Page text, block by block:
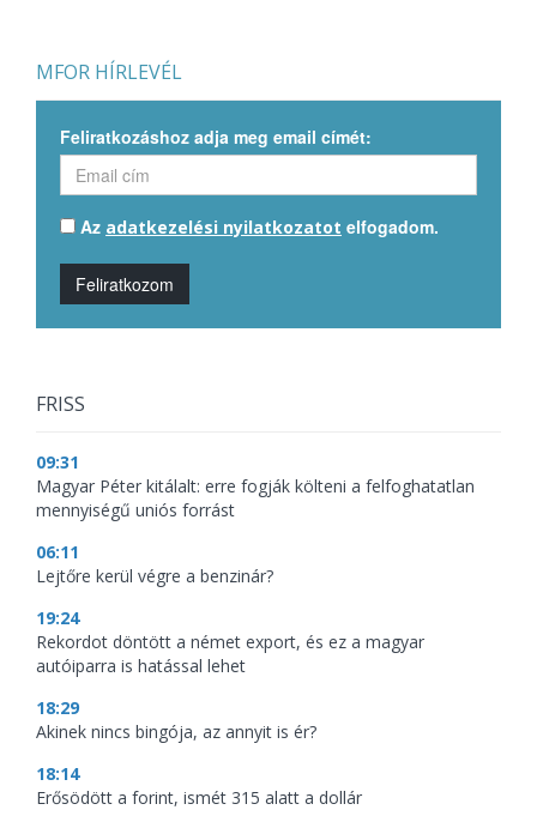
MFOR HÍRLEVÉL
Feliratkozáshoz adja meg email címét:
Az adatkezelési nyilatkozatot elfogadom.
Feliratkozom
FRISS
09:31
Magyar Péter kitálalt: erre fogják költeni a felfoghatatlan
mennyiségű uniós forrást
06:11
Lejtőre kerül végre a benzinár?
19:24
Rekordot döntött a német export, és ez a magyar
autóiparra is hatással lehet
18:29
Akinek nincs bingója, az annyit is ér?
18:14
Erősödött a forint, ismét 315 alatt a dollár